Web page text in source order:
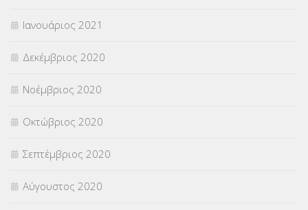
Ιανουάριος 2021
Δεκέμβριος 2020
Νοέμβριος 2020
Οκτώβριος 2020
Σεπτέμβριος 2020
Αύγουστος 2020